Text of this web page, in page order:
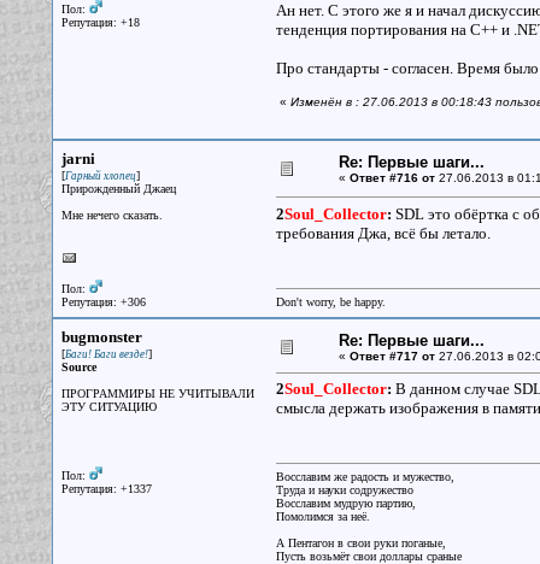
Пол:
Репутация: +18
Ан нет. С этого же я и начал
тенденция портирования на C++ и
Про стандарты - согласен. Время было
« Изменён в : 27.06.2013 в 00:18:43
jarni
[Гарный хлопец]
Прирожденный Джаец
Мне нечего сказать.
Пол:
Репутация: +306
Re: Первые шаги...
« Ответ #716 от27.06.2013 в
2Soul_Collector: SDL это обёртка с
требования Джа, всё бы летало.
Don't worry, be happy.
bugmonster
[Баги! Баги везде!]
Source
ПРОГРАММИРЫ НЕ УЧИТЫВАЛИ
ЭТУ СИТУАЦИЮ
Пол:
Репутация: +1337
Re: Первые шаги...
« Ответ #717 от27.06.2013 в
2Soul_Collector: В данном случае
смысла держать изображения в
Восславим же радость и мужество,
Труда и науки содружество
Восславим мудрую партию,
Помолимся за неё.
А Пентагон в свои руки поганые,
Пусть возьмёт свои доллары сраные